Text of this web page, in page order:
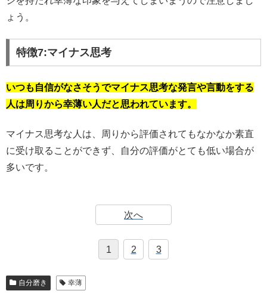
ょう。
特徴7:マイナス思考
いつも自信がなさそうでマイナス思考な発言や言動をする
人は周りから幸薄い人だと思われています。
マイナス思考な人は、周りから評価されてもなかなか素直
に受け取ることができず、自分の評価がとても低い場合が
多いです。
次へ
1 2 3
自分磨き 幸薄